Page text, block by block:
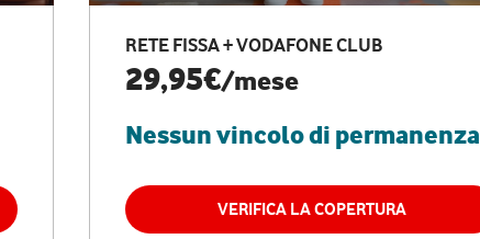
RETE FISSA + VODAFONE CLUB
29,95€/mese
Nessun vincolo di permanenza
VERIFICA LA COPERTURA